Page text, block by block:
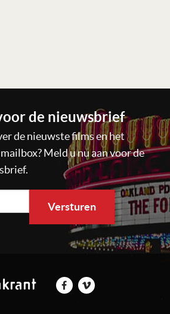
de nieuwsbrief
de nieuwste films en het
Meld u nu aan voor de